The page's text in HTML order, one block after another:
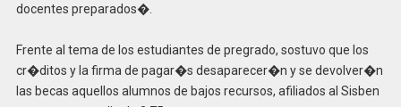
docentes preparados�.
Frente al tema de los estudiantes de pregrado, sostuvo que los
cr�ditos y la firma de pagar�s desaparecer�n y se devolver�n
las becas aquellos alumnos de bajos recursos, afiliados al Sisben